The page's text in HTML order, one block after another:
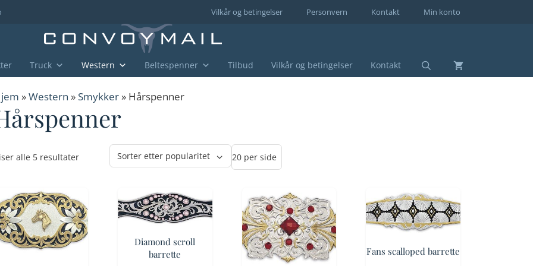
Min konto
Kontakt
Personvern
Vilkår og betingelser
Truck Western Beltespenner Tilbud Vilkår og betingelser Kontakt
»Western »Smykker » Hårspenner
alle 5 resultaterSortert
Diamond scroll
barrette
Fans scalloped barrette